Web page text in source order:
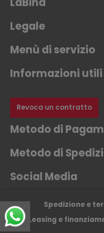
Legale
Menù di servizio
Informazioni utili
Revoca un contratto
Metodo di
Metodo di
Social Media
Spedizione e
Leasing e